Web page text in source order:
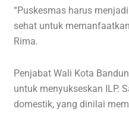
“Puskesmas harus
sehat untuk
Rima.
Penjabat Wali Kota
untuk menyukseskan ILP.
domestik, yang dinilai